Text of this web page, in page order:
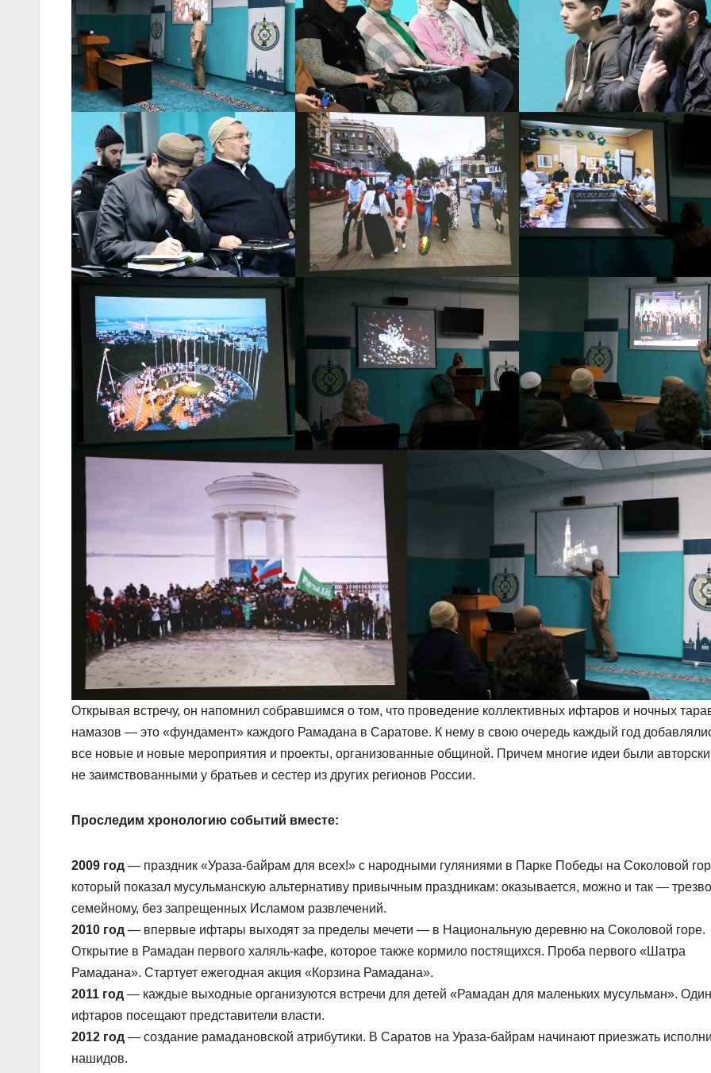
Открывая встречу, он напомнил собравшимся о том, что проведение коллективных ифтаров и ночных
намазов — это «фундамент» каждого Рамадана в Саратове. К нему в свою очередь каждый год
все новые и новые мероприятия и проекты, организованные общиной. Причем многие идеи были
не заимствованными у братьев и сестер из других регионов России.
Проследим хронологию событий вместе:
2009 год — праздник «Ураза-байрам для всех!» с народными гуляниями в Парке Победы на Соколовой
который показал мусульманскую альтернативу привычным праздникам: оказывается, можно и так —
семейному, без запрещенных Исламом развлечений.
2010 год — впервые ифтары выходят за пределы мечети — в Национальную деревню на Соколовой горе.
Открытие в Рамадан первого халяль-кафе, которое также кормило постящихся. Проба первого «Шатра
Рамадана». Стартует ежегодная акция «Корзина Рамадана».
2011 год — каждые выходные организуются встречи для детей «Рамадан для маленьких мусульман».
ифтаров посещают представители власти.
2012 год — создание рамадановской атрибутики. В Саратов на Ураза-байрам начинают приезжать
нашидов.